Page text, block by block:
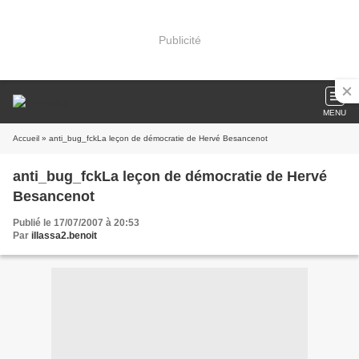
Publicité
MENU
Accueil » anti_bug_fckLa leçon de démocratie de Hervé Besancenot
anti_bug_fckLa leçon de démocratie de Hervé
Besancenot
Publié le 17/07/2007 à 20:53
Par illassa2.benoit